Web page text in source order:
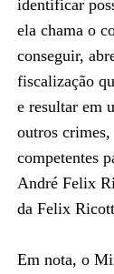
identificar
ela chama o
conseguir,
fiscalização
e resultar em
outros
competentes
André Felix
da Felix
Em nota, o